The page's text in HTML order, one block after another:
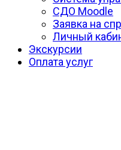
СДО Moodle
Заявка на
Личный
Экскурсии
Оплата услуг